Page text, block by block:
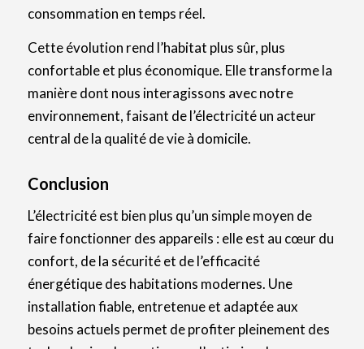
consommation en temps réel.
Cette évolution rend l’habitat plus sûr, plus
confortable et plus économique. Elle transforme la
manière dont nous interagissons avec notre
environnement, faisant de l’électricité un acteur
central de la qualité de vie à domicile.
Conclusion
L’électricité est bien plus qu’un simple moyen de
faire fonctionner des appareils : elle est au cœur du
confort, de la sécurité et de l’efficacité
énergétique des habitations modernes. Une
installation fiable, entretenue et adaptée aux
besoins actuels permet de profiter pleinement des